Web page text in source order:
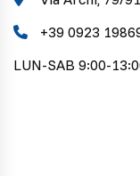
+39 0923
LUN-SAB 9:00-